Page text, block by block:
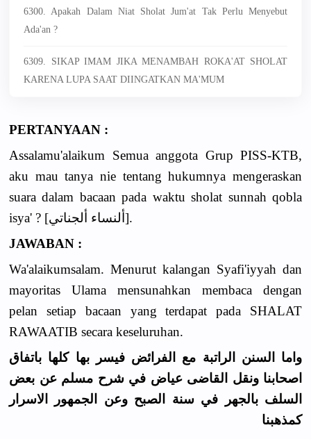
6300. Apakah Dalam Niat Sholat Jum'at Tak Perlu Menyebut
Ada'an ?
6309. SIKAP IMAM JIKA MENAMBAH ROKA'AT SHOLAT
KARENA LUPA SAAT DIINGATKAN MA'MUM
PERTANYAAN :
Assalamu'alaikum Semua anggota Grup PISS-KTB,
aku mau tanya nie tentang hukumnya mengeraskan
suara dalam bacaan pada waktu sholat sunnah qobla
isya' ? [ألنساء ألجناتي].
JAWABAN :
Wa'alaikumsalam. Menurut kalangan Syafi'iyyah dan
mayoritas Ulama mensunahkan membaca dengan
pelan setiap bacaan yang terdapat pada SHALAT
RAWAATIB secara keseluruhan.
واما السنن الراتبة مع الفرائض فيسر بها كلها باتفاق
اصحابنا ونقل القاضى عياض في شرح مسلم عن بعض
السلف بالجهر في سنة الصبح وعن الجمهور الاسرار
كمذهبنا